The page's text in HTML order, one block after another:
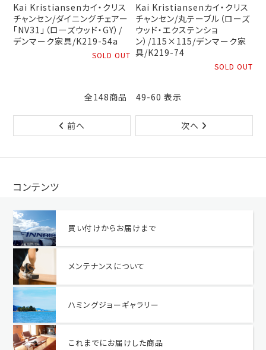
Kai Kristiansenカイ・クリス
チャンセン/ダイニングチェアー
「NV31」（ローズウッド・GY）/
デンマーク家具/K219-54a
SOLD OUT
Kai Kristiansenカイ・クリス
チャンセン/丸テーブル（ローズ
ウッド・エクステンショ
ン）/115×115/デンマーク家
具/K219-74
SOLD OUT
全148商品 49-60 表示
前へ 次へ
コンテンツ
買い付けからお届けまで
メンテナンスについて
ハミングジョーギャラリー
これまでにお届けした商品